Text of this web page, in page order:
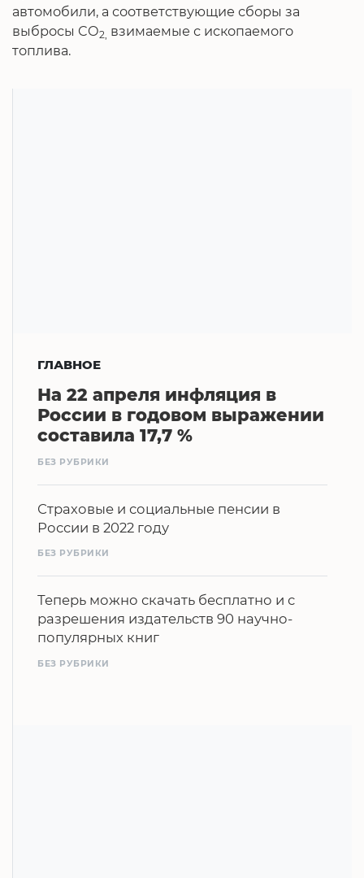
автомобили, а соответствующие сборы за
выбросы CO2, взимаемые с ископаемого
топлива.
ГЛАВНОЕ
На 22 апреля инфляция в
России в годовом выражении
составила 17,7 %
БЕЗ РУБРИКИ
Страховые и социальные пенсии в
России в 2022 году
БЕЗ РУБРИКИ
Теперь можно скачать бесплатно и с
разрешения издательств 90 научно-
популярных книг
БЕЗ РУБРИКИ